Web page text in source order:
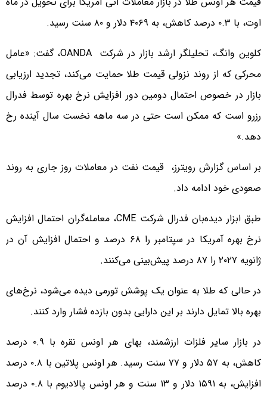
اوت، با ۰.۳ درصد کاهش، به ۴۰۶۹ دلار و ۸۰ سنت رسید.
کلوین وانگ، تحلیلگر ارشد بازار در شرکت OANDA، گفت: «عامل
محرکی که از روند نزولی قیمت طلا حمایت می‌کند، تجدید ارزیابی
بازار در خصوص احتمال دومین دور افزایش نرخ بهره توسط فدرال
رزرو است که ممکن است حتی در سه ‌ماهه نخست سال آینده رخ
دهد.»
بر اساس گزارش رویترز، قیمت نفت در معاملات روز جاری به روند
صعودی خود ادامه داد.
طبق ابزار دیده‌بان فدرال شرکت CME، معامله‌گران احتمال افزایش
نرخ بهره آمریکا در سپتامبر را ۶۸ درصد و احتمال افزایش آن در
ژانویه ۲۰۲۷ را ۸۷ درصد پیش‌بینی می‌کنند.
در حالی که طلا به عنوان یک پوشش تورمی دیده می‌شود، نرخ‌های
بهره بالا تمایل دارند بر این دارایی بدون بازده فشار وارد کنند.
در بازار سایر فلزات ارزشمند، بهای هر اونس نقره با ۰.۹ درصد
کاهش، به ۵۷ دلار و ۷۷ سنت رسید. هر اونس پلاتین با ۰.۸ درصد
افزایش، به ۱۵۹۱ دلار و ۱۳ سنت و هر اونس پالادیوم با ۰.۸ درصد